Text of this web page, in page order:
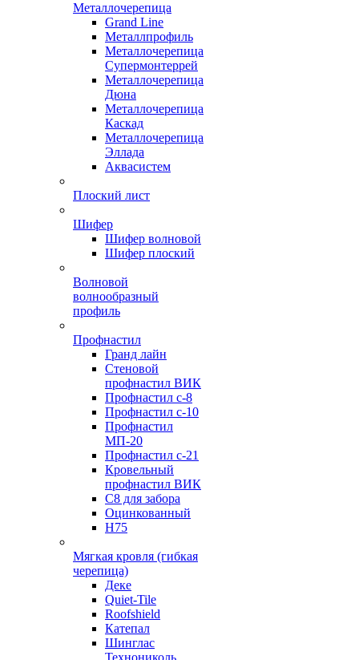
Металлочерепица
Grand Line
Металлпрофиль
Металлочерепица
Супермонтеррей
Металлочерепица
Дюна
Металлочерепица
Каскад
Металлочерепица
Эллада
Аквасистем
Плоский лист
Шифер
Шифер волновой
Шифер плоский
Волновой
волнообразный
профиль
Профнастил
Гранд лайн
Стеновой
профнастил ВИК
Профнастил с-8
Профнастил с-10
Профнастил
МП-20
Профнастил с-21
Кровельный
профнастил ВИК
С8 для забора
Оцинкованный
Н75
Мягкая кровля (гибкая
черепица)
Деке
Quiet-Tile
Roofshield
Катепал
Шинглас
Технониколь